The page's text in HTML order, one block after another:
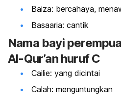
Baiza: bercahaya,
Basaaria: cantik
Nama bayi
Al-Qur’an huruf C
Cailie: yang dicintai
Calah: menguntungkan